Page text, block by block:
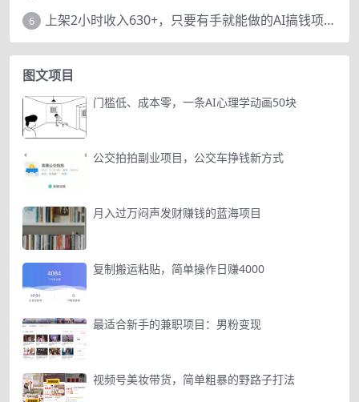
6 上架2小时收入630+，只要有手就能做的AI搞钱项目，奶奶看完都能学会!
图文项目
门槛低、成本零，一条AI心理学动画50块
公交拍拍副业项目，公交车挣钱新方式
月入过万闷声发财赚钱的蓝海项目
复制搬运粘贴，简单操作日赚4000
最适合新手的兼职项目：男粉变现
视频号美妆带货，简单粗暴的野路子打法